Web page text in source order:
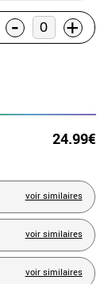
- +
24.99€
voir similaires
voir similaires
voir similaires